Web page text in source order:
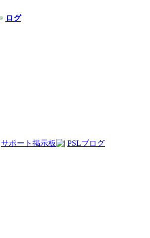
ログ
サポート掲示板 PSLブログ